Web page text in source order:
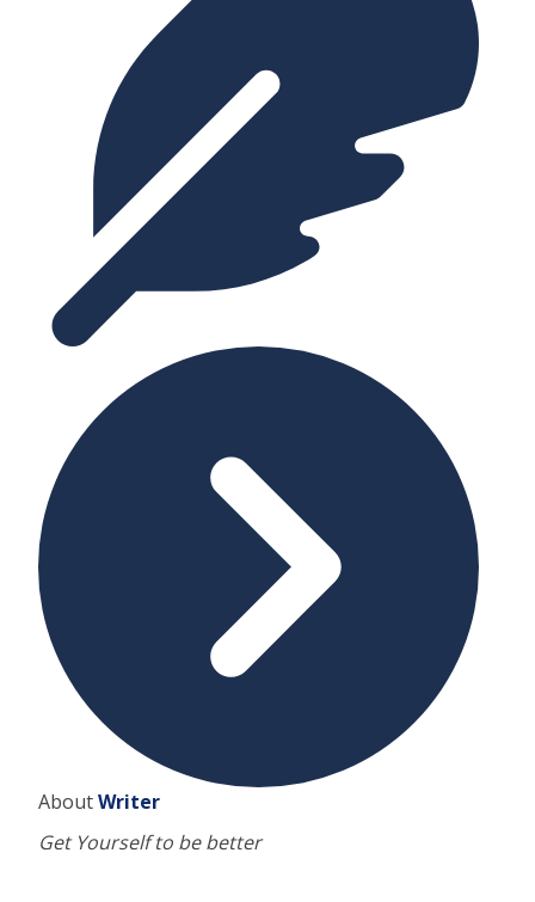
AboutWriter
Get Yourself to be better